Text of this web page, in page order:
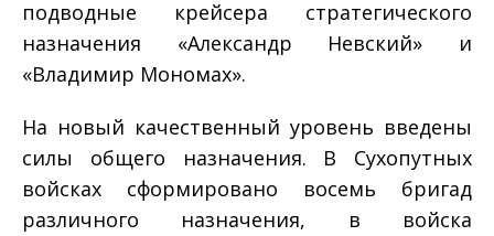
подводные крейсера стратегического
назначения «Александр Невский» и
«Владимир Мономах».
На новый качественный уровень введены
силы общего назначения. В Сухопутных
войсках сформировано восемь бригад
различного назначения, в войска